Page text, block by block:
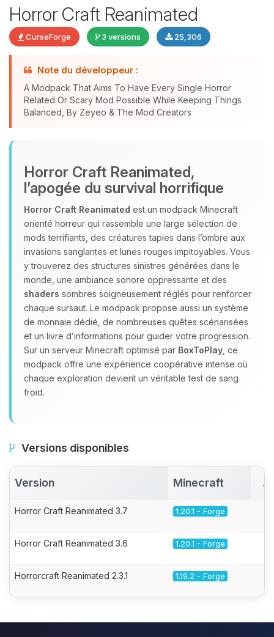
Horror Craft Reanimated
CurseForge 3 versions 25,306
Note du développeur :
A Modpack That Aims To Have Every Single Horror
Related Or Scary Mod Possible While Keeping Things
Balanced, By Zeyeo & The Mod Creators
Horror Craft Reanimated,
l’apogée du survival horrifique
Horror Craft Reanimated est un modpack Minecraft
orienté horreur qui rassemble une large sélection de
mods terrifiants, des créatures tapies dans l’ombre aux
invasions sanglantes et lunes rouges impitoyables. Vous
y trouverez des structures sinistres générées dans le
monde, une ambiance sonore oppressante et des
shaders sombres soigneusement réglés pour renforcer
chaque sursaut. Le modpack propose aussi un système
de monnaie dédié, de nombreuses quêtes scénarisées
et un livre d’informations pour guider votre progression.
Sur un serveur Minecraft optimisé par BoxToPlay , ce
modpack offre une expérience coopérative intense où
chaque exploration devient un véritable test de sang
froid.
Versions disponibles
Version Minecraft
Horror Craft Reanimated 3.7 1.20.1 - Forge
Horror Craft Reanimated 3.6 1.20.1 - Forge
Horrorcraft Reanimated 2.3.1 1.19.2 - Forge
Youpi, enfin quelqu’un pour me
parler ! Moi c’est Choupy, ton petit
assistant BoxToPlay. Dis-moi ce dont